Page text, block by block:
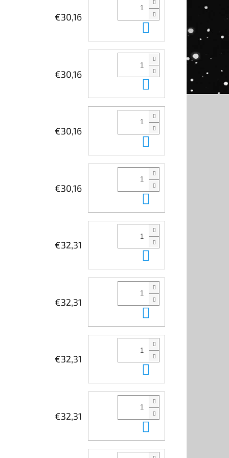
€30,16
In den
€30,16
In den
€30,16
€30,16
€32,31
€32,31
€32,31
€32,31